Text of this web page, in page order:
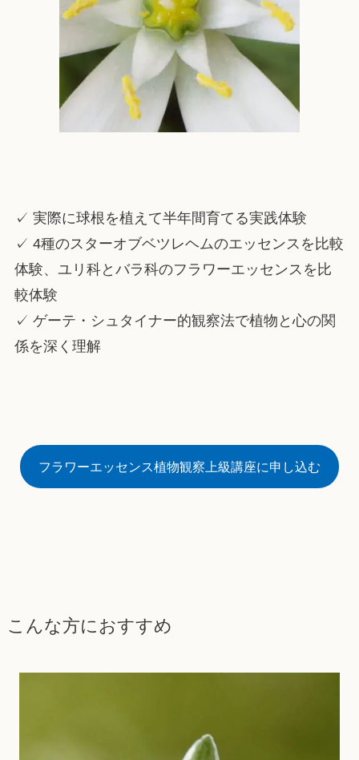
✓ 実際に球根を植えて半年間育てる実践体験
✓ 4種のスターオブベツレヘムのエッセンスを比較
体験、 ユリ科と バラ科のフラワーエッセンス を 比
較体験
✓ ゲーテ・シュタイナー的観察法で植物と心の関
係を深く理解
フラワーエッセンス植物観察上級講座に申し込む
こんな方におすすめ